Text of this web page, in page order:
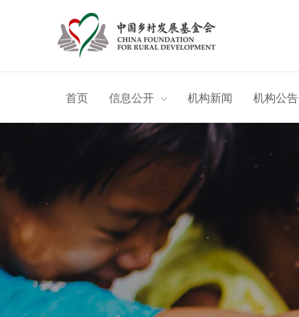
首页 信息公开 机构新闻 机构公告